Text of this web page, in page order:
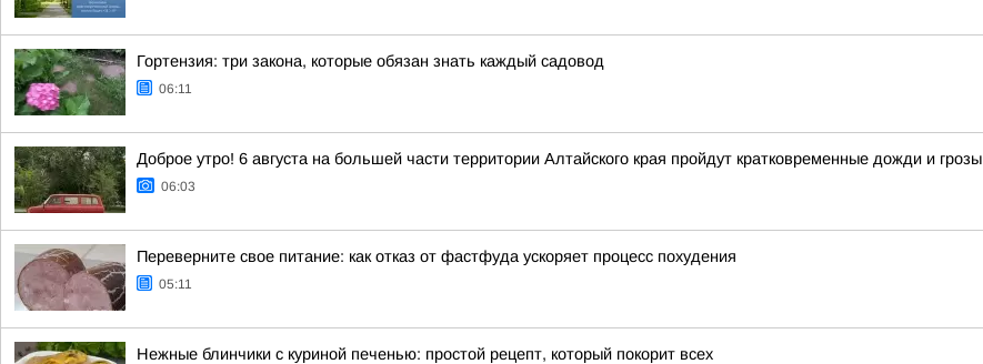
Гортензия: три закона, которые обязан знать каждый садовод
06:11
Доброе утро! 6 августа на большей части территории Алтайского края пройдут кратковременные дожди и грозы
06:03
Переверните свое питание: как отказ от фастфуда ускоряет процесс похудения
05:11
Нежные блинчики с куриной печенью: простой рецепт, который покорит всех